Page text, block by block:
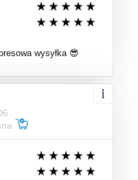
wysyłka 😎